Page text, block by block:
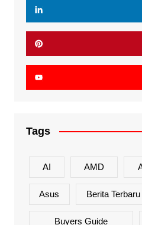
Tags
AI AMD
Asus Berita Terbaru
Buyers Guide